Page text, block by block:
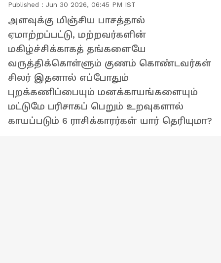
Published : Jun 30 2026, 06:45 PM IST
அளவுக்கு மிஞ்சிய பாசத்தால்
ஏமாற்றப்பட்டு, மற்றவர்களின்
மகிழ்ச்சிக்காகத் தங்களையே
வருத்திக்கொள்ளும் குணம் கொண்டவர்கள்
சிலர் இதனால் எப்போதும்
புறக்கணிப்பையும் மனக்காயங்களையும்
மட்டுமே பரிசாகப் பெறும் உறவுகளால்
காயப்படும் 6 ராசிக்காரர்கள் யார் தெரியுமா?